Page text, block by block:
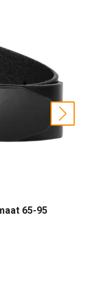
65-95
next